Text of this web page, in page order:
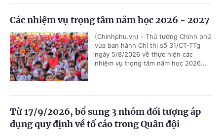
Các nhiệm vụ trọng tâm năm học 2026 - 2027
(Chinhphu.vn) - Thủ tướng Chính phủ
vừa ban hành Chỉ thị số 31/CT-TTg
ngày 5/8/2026 về thực hiện các
nhiệm vụ trọng tâm năm học 2026...
Từ 17/9/2026, bổ sung 3 nhóm đối tượng áp
dụng quy định về tố cáo trong Quân đội